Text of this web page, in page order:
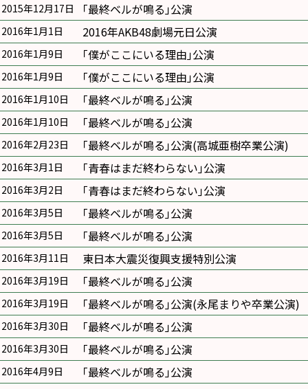
2015年12月17日 ｢最終ベルが鳴る｣公演
2016年1月1日 2016年AKB48劇場元日公演
2016年1月9日 ｢僕がここにいる理由｣公演
2016年1月9日 ｢僕がここにいる理由｣公演
2016年1月10日 ｢最終ベルが鳴る｣公演
2016年1月10日 ｢最終ベルが鳴る｣公演
2016年2月23日 ｢最終ベルが鳴る｣公演(高城亜樹卒業公演)
2016年3月1日 ｢青春はまだ終わらない｣公演
2016年3月2日 ｢青春はまだ終わらない｣公演
2016年3月5日 ｢最終ベルが鳴る｣公演
2016年3月5日 ｢最終ベルが鳴る｣公演
2016年3月11日 東日本大震災復興支援特別公演
2016年3月19日 ｢最終ベルが鳴る｣公演
2016年3月19日 ｢最終ベルが鳴る｣公演(永尾まりや卒業公演)
2016年3月30日 ｢最終ベルが鳴る｣公演
2016年3月30日 ｢最終ベルが鳴る｣公演
2016年4月9日 ｢最終ベルが鳴る｣公演